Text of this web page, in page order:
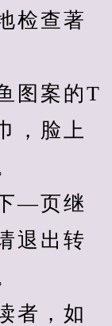
检查著
图案的T
，脸上
—页继
退出转
者，如